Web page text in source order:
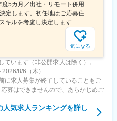
5カ月／出社・リモート併用
★配属エリアは希望を考慮し決定します。初任地はご応募住所での配属となります。入社後、転勤が伴う異動に関しては、必ず勤務地のご希望も確認した上で決定します。【配属オフィス一覧】■東京都品川区西品川1丁目1-1 大崎ガーデンタワー■愛知県名古屋市中村区名駅南4丁目11-40■京都府京都市伏見区竹田田中宮町103 ■大阪府大阪市中央区本町2丁目6-8 センバ・セントラルビル9F■大阪府箕面市萱野4丁目5-45■広島県広島市安佐南区西原6丁目11-8■福岡県福岡市博多区半道橋2-15-10 SOLAビル★出社とリモートワークを併用しながらの勤務となります。 業務に慣れるまでは、原則出社となります。 慣れてきたら少しずつリモートの日を増やし、最終的には週1～3日ほどの出社となる予定です（目安：～入社6カ月）。※受動喫煙対策：あり
キルを考慮し決定します
気になる
います（非公開求人は除く）。
8/6（木）
に求人募集が終了していることもご
募はできませんので、あらかじめご
人気求人ランキングを詳し